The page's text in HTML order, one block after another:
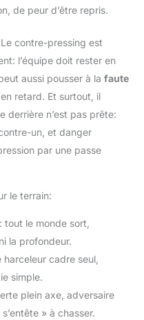
de peur d’être repris.
contre-pressing est
l’équipe doit rester en
aussi pousser à la faute
retard. Et surtout, il
derrière n’est pas prête:
un, et danger
par une passe
le terrain:
: tout le monde sort,
la profondeur.
harceleur cadre seul,
simple.
plein axe, adversaire
» à chasser.